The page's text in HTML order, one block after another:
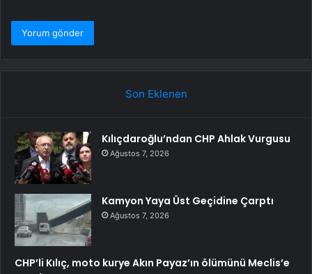
Son Eklenen
Kılıçdaroğlu’ndan CHP Ahlak Vurgusu
Ağustos 7, 2026
Kamyon Yaya Üst Geçidine Çarptı
Ağustos 7, 2026
CHP’li Kılıç, moto kurye Akın Payaz’ın ölümünü Meclis’e